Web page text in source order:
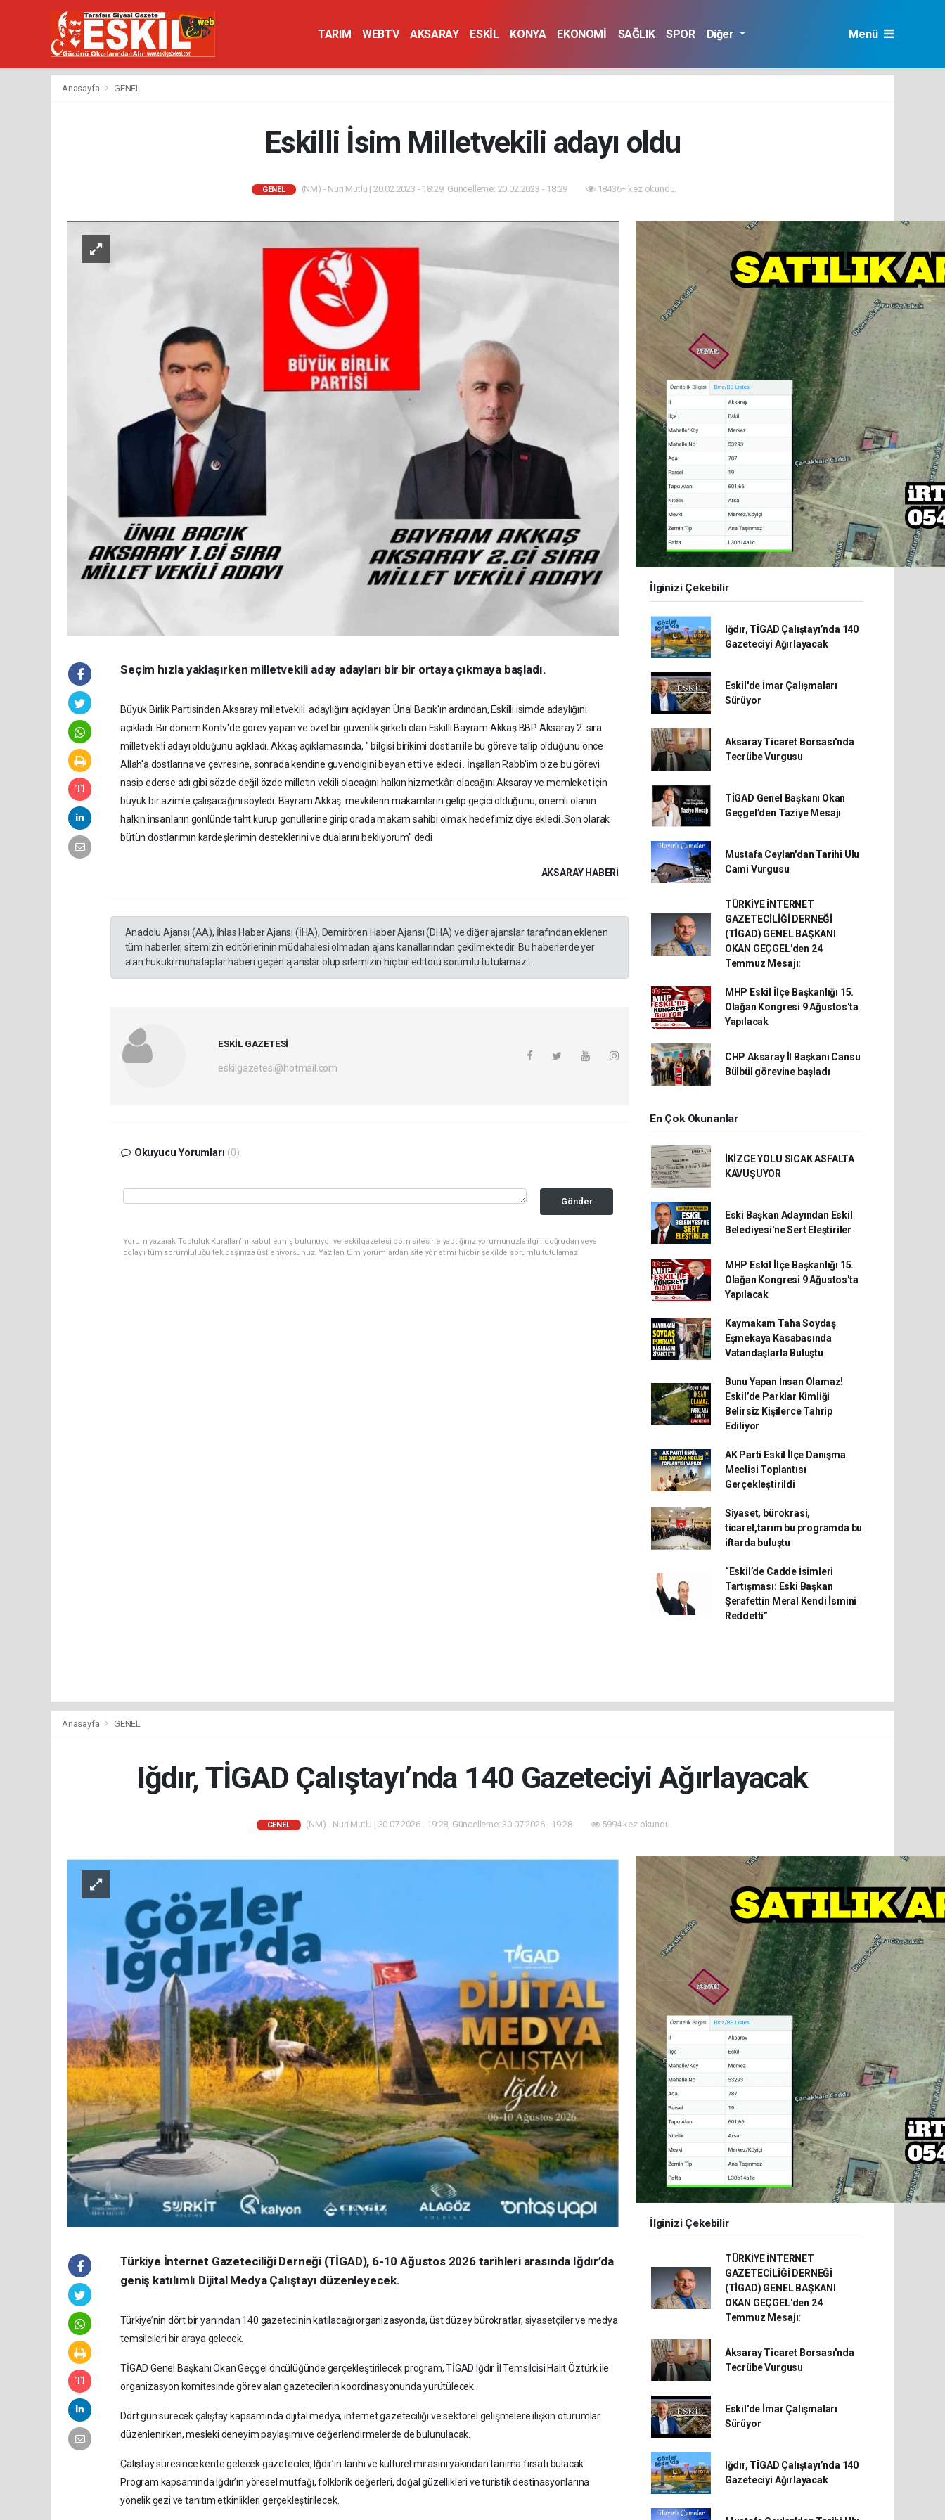
TARIM WEBTV AKSARAY ESKİL KONYA EKONOMİ SAĞLIK SPOR Diğer Menü
Anasayfa GENEL
Eskilli İsim Milletvekili adayı oldu
GENEL (NM) - Nuri Mutlu | 20.02.2023 - 18:29, Güncelleme: 20.02.2023 - 18:29 18436+ kez okundu.
Seçim hızla yaklaşırken milletvekili aday adayları bir bir ortaya çıkmaya başladı.
Büyük Birlik Partisinden Aksaray milletvekili adaylığını açıklayan Ünal Bacık'ın ardından, Eskilli isimde adaylığını
açıkladı. Bir dönem Kontv'de görev yapan ve özel bir güvenlik şirketi olan Eskilli Bayram Akkaş BBP Aksaray 2. sıra
milletvekili adayı olduğunu açıkladı. Akkaş açıklamasında, " bilgisi birikimi dostları ile bu göreve talip olduğunu önce
Allah'a dostlarına ve çevresine, sonrada kendine guvendigini beyan etti ve ekledi . İnşallah Rabb'im bize bu görevi
nasip ederse adı gibi sözde değil özde milletin vekili olacağını halkın hizmetkârı olacağını Aksaray ve memleket için
büyük bir azimle çalışacağını söyledi. Bayram Akkaş mevkilerin makamların gelip geçici olduğunu, önemli olanın
halkın insanların gönlünde taht kurup gonullerine girip orada makam sahibi olmak hedefimiz diye ekledi .Son olarak
bütün dostlarımın kardeşlerimin desteklerini ve dualarını bekliyorum" dedi
AKSARAY HABERİ
Anadolu Ajansı (AA), İhlas Haber Ajansı (İHA), Demirören Haber Ajansı (DHA) ve diğer ajanslar tarafından eklenen
tüm haberler, sitemizin editörlerinin müdahalesi olmadan ajans kanallarından çekilmektedir. Bu haberlerde yer
alan hukuki muhataplar haberi geçen ajanslar olup sitemizin hiç bir editörü sorumlu tutulamaz...
ESKİL GAZETESİ
eskilgazetesi@hotmail.com
Okuyucu Yorumları (0)
Gönder
Yorum yazarak Topluluk Kuralları’nı kabul etmiş bulunuyor ve eskilgazetesi.com sitesine yaptığınız yorumunuzla ilgili doğrudan veya
dolaylı tüm sorumluluğu tek başınıza üstleniyorsunuz. Yazılan tüm yorumlardan site yönetimi hiçbir şekilde sorumlu tutulamaz.
İlginizi Çekebilir
Iğdır, TİGAD Çalıştayı’nda 140
Gazeteciyi Ağırlayacak
Eskil'de İmar Çalışmaları
Sürüyor
Aksaray Ticaret Borsası'nda
Tecrübe Vurgusu
TİGAD Genel Başkanı Okan
Geçgel’den Taziye Mesajı
Mustafa Ceylan'dan Tarihi Ulu
Cami Vurgusu
TÜRKİYE İNTERNET
GAZETECİLİĞİ DERNEĞİ
(TİGAD) GENEL BAŞKANI
OKAN GEÇGEL'den 24
Temmuz Mesajı:
MHP Eskil İlçe Başkanlığı 15.
Olağan Kongresi 9 Ağustos'ta
Yapılacak
CHP Aksaray İl Başkanı Cansu
Bülbül görevine başladı
En Çok Okunanlar
İKİZCE YOLU SICAK ASFALTA
KAVUŞUYOR
Eski Başkan Adayından Eskil
Belediyesi'ne Sert Eleştiriler
MHP Eskil İlçe Başkanlığı 15.
Olağan Kongresi 9 Ağustos'ta
Yapılacak
Kaymakam Taha Soydaş
Eşmekaya Kasabasında
Vatandaşlarla Buluştu
Bunu Yapan İnsan Olamaz!
Eskil’de Parklar Kimliği
Belirsiz Kişilerce Tahrip
Ediliyor
AK Parti Eskil İlçe Danışma
Meclisi Toplantısı
Gerçekleştirildi
Siyaset, bürokrasi,
ticaret,tarım bu programda bu
iftarda buluştu
“Eskil’de Cadde İsimleri
Tartışması: Eski Başkan
Şerafettin Meral Kendi İsmini
Reddetti”
Anasayfa GENEL
Iğdır, TİGAD Çalıştayı’nda 140 Gazeteciyi Ağırlayacak
GENEL (NM) - Nuri Mutlu | 30.07.2026 - 19:28, Güncelleme: 30.07.2026 - 19:28 5994 kez okundu.
Türkiye İnternet Gazeteciliği Derneği (TİGAD), 6-10 Ağustos 2026 tarihleri arasında Iğdır’da
geniş katılımlı Dijital Medya Çalıştayı düzenleyecek.
Türkiye’nin dört bir yanından 140 gazetecinin katılacağı organizasyonda, üst düzey bürokratlar, siyasetçiler ve medya
temsilcileri bir araya gelecek.
TİGAD Genel Başkanı Okan Geçgel öncülüğünde gerçekleştirilecek program, TİGAD Iğdır İl Temsilcisi Halit Öztürk ile
organizasyon komitesinde görev alan gazetecilerin koordinasyonunda yürütülecek.
Dört gün sürecek çalıştay kapsamında dijital medya, internet gazeteciliği ve sektörel gelişmelere ilişkin oturumlar
düzenlenirken, mesleki deneyim paylaşımı ve değerlendirmelerde de bulunulacak.
Çalıştay süresince kente gelecek gazeteciler, Iğdır’ın tarihi ve kültürel mirasını yakından tanıma fırsatı bulacak.
Program kapsamında Iğdır’ın yöresel mutfağı, folklorik değerleri, doğal güzellikleri ve turistik destinasyonlarına
yönelik gezi ve tanıtım etkinlikleri gerçekleştirilecek.
İlginizi Çekebilir
TÜRKİYE İNTERNET
GAZETECİLİĞİ DERNEĞİ
(TİGAD) GENEL BAŞKANI
OKAN GEÇGEL'den 24
Temmuz Mesajı:
Aksaray Ticaret Borsası'nda
Tecrübe Vurgusu
Eskil'de İmar Çalışmaları
Sürüyor
Iğdır, TİGAD Çalıştayı’nda 140
Gazeteciyi Ağırlayacak